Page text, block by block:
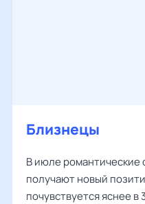
Близнецы
В июле романтические
получают новый
почувствуется яснее в